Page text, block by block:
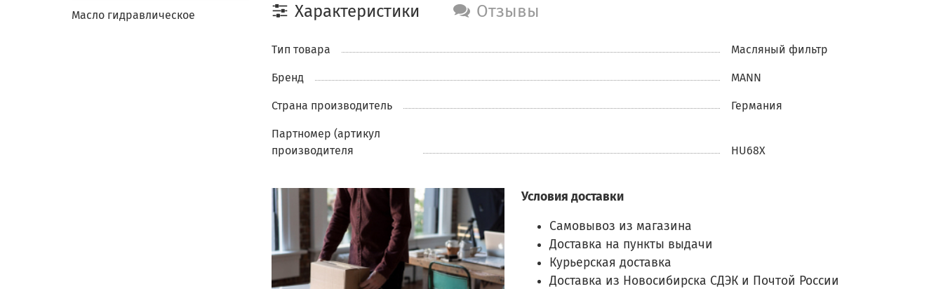
Характеристики Отзывы
Тип товара Масляный фильтр
Бренд MANN
Страна производитель Германия
Партномер (артикул
производителя
HU68X
Условия доставки
Самовывоз из магазина
Доставка на пункты выдачи
Курьерская доставка
Доставка из Новосибирска СДЭК и Почтой России
Масло гидравлическое